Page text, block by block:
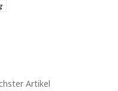
Artikel